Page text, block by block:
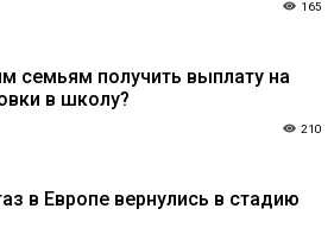
165
семьям получить выплату на
в школу?
210
в Европе вернулись в стадию